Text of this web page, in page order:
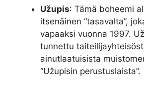
Užupis: Tämä boheemi
itsenäinen “tasavalta”,
vapaaksi vuonna 1997.
tunnettu
ainutlaatuisista
“Užupisin perustuslaista”.